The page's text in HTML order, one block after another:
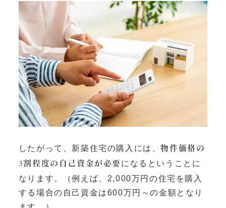
したがって、新築住宅の購入には、 物件価格の
3割程度の自己資金が必要 になるということに
なります。（例えば、2,000万円の住宅を購入
する場合の自己資金は600万円～の金額となり